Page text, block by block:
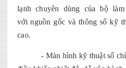
lạnh chuyên dùng của bộ
với nguồn gốc và thông số kỹ
cao.
- Màn hình kỹ thuật số